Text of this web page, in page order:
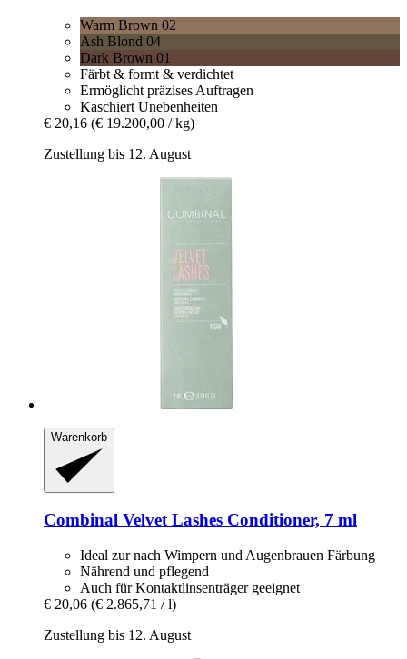
Warm Brown 02
Ash Blond 04
Dark Brown 01
Färbt & formt & verdichtet
Ermöglicht präzises Auftragen
Kaschiert Unebenheiten
€ 20,16 (€ 19.200,00 / kg)
Zustellung bis 12. August
Warenkorb
Combinal Velvet Lashes Conditioner, 7 ml
Ideal zur nach Wimpern und Augenbrauen Färbung
Nährend und pflegend
Auch für Kontaktlinsenträger geeignet
€ 20,06 (€ 2.865,71 / l)
Zustellung bis 12. August